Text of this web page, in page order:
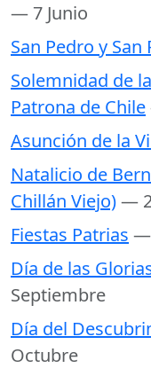
— 7 Junio
San Pedro y San
Solemnidad de
Patrona de Chile
Asunción de la
Natalicio de
Chillán Viejo)—
Fiestas Patrias —
Día de las
Septiembre
Día del
Octubre